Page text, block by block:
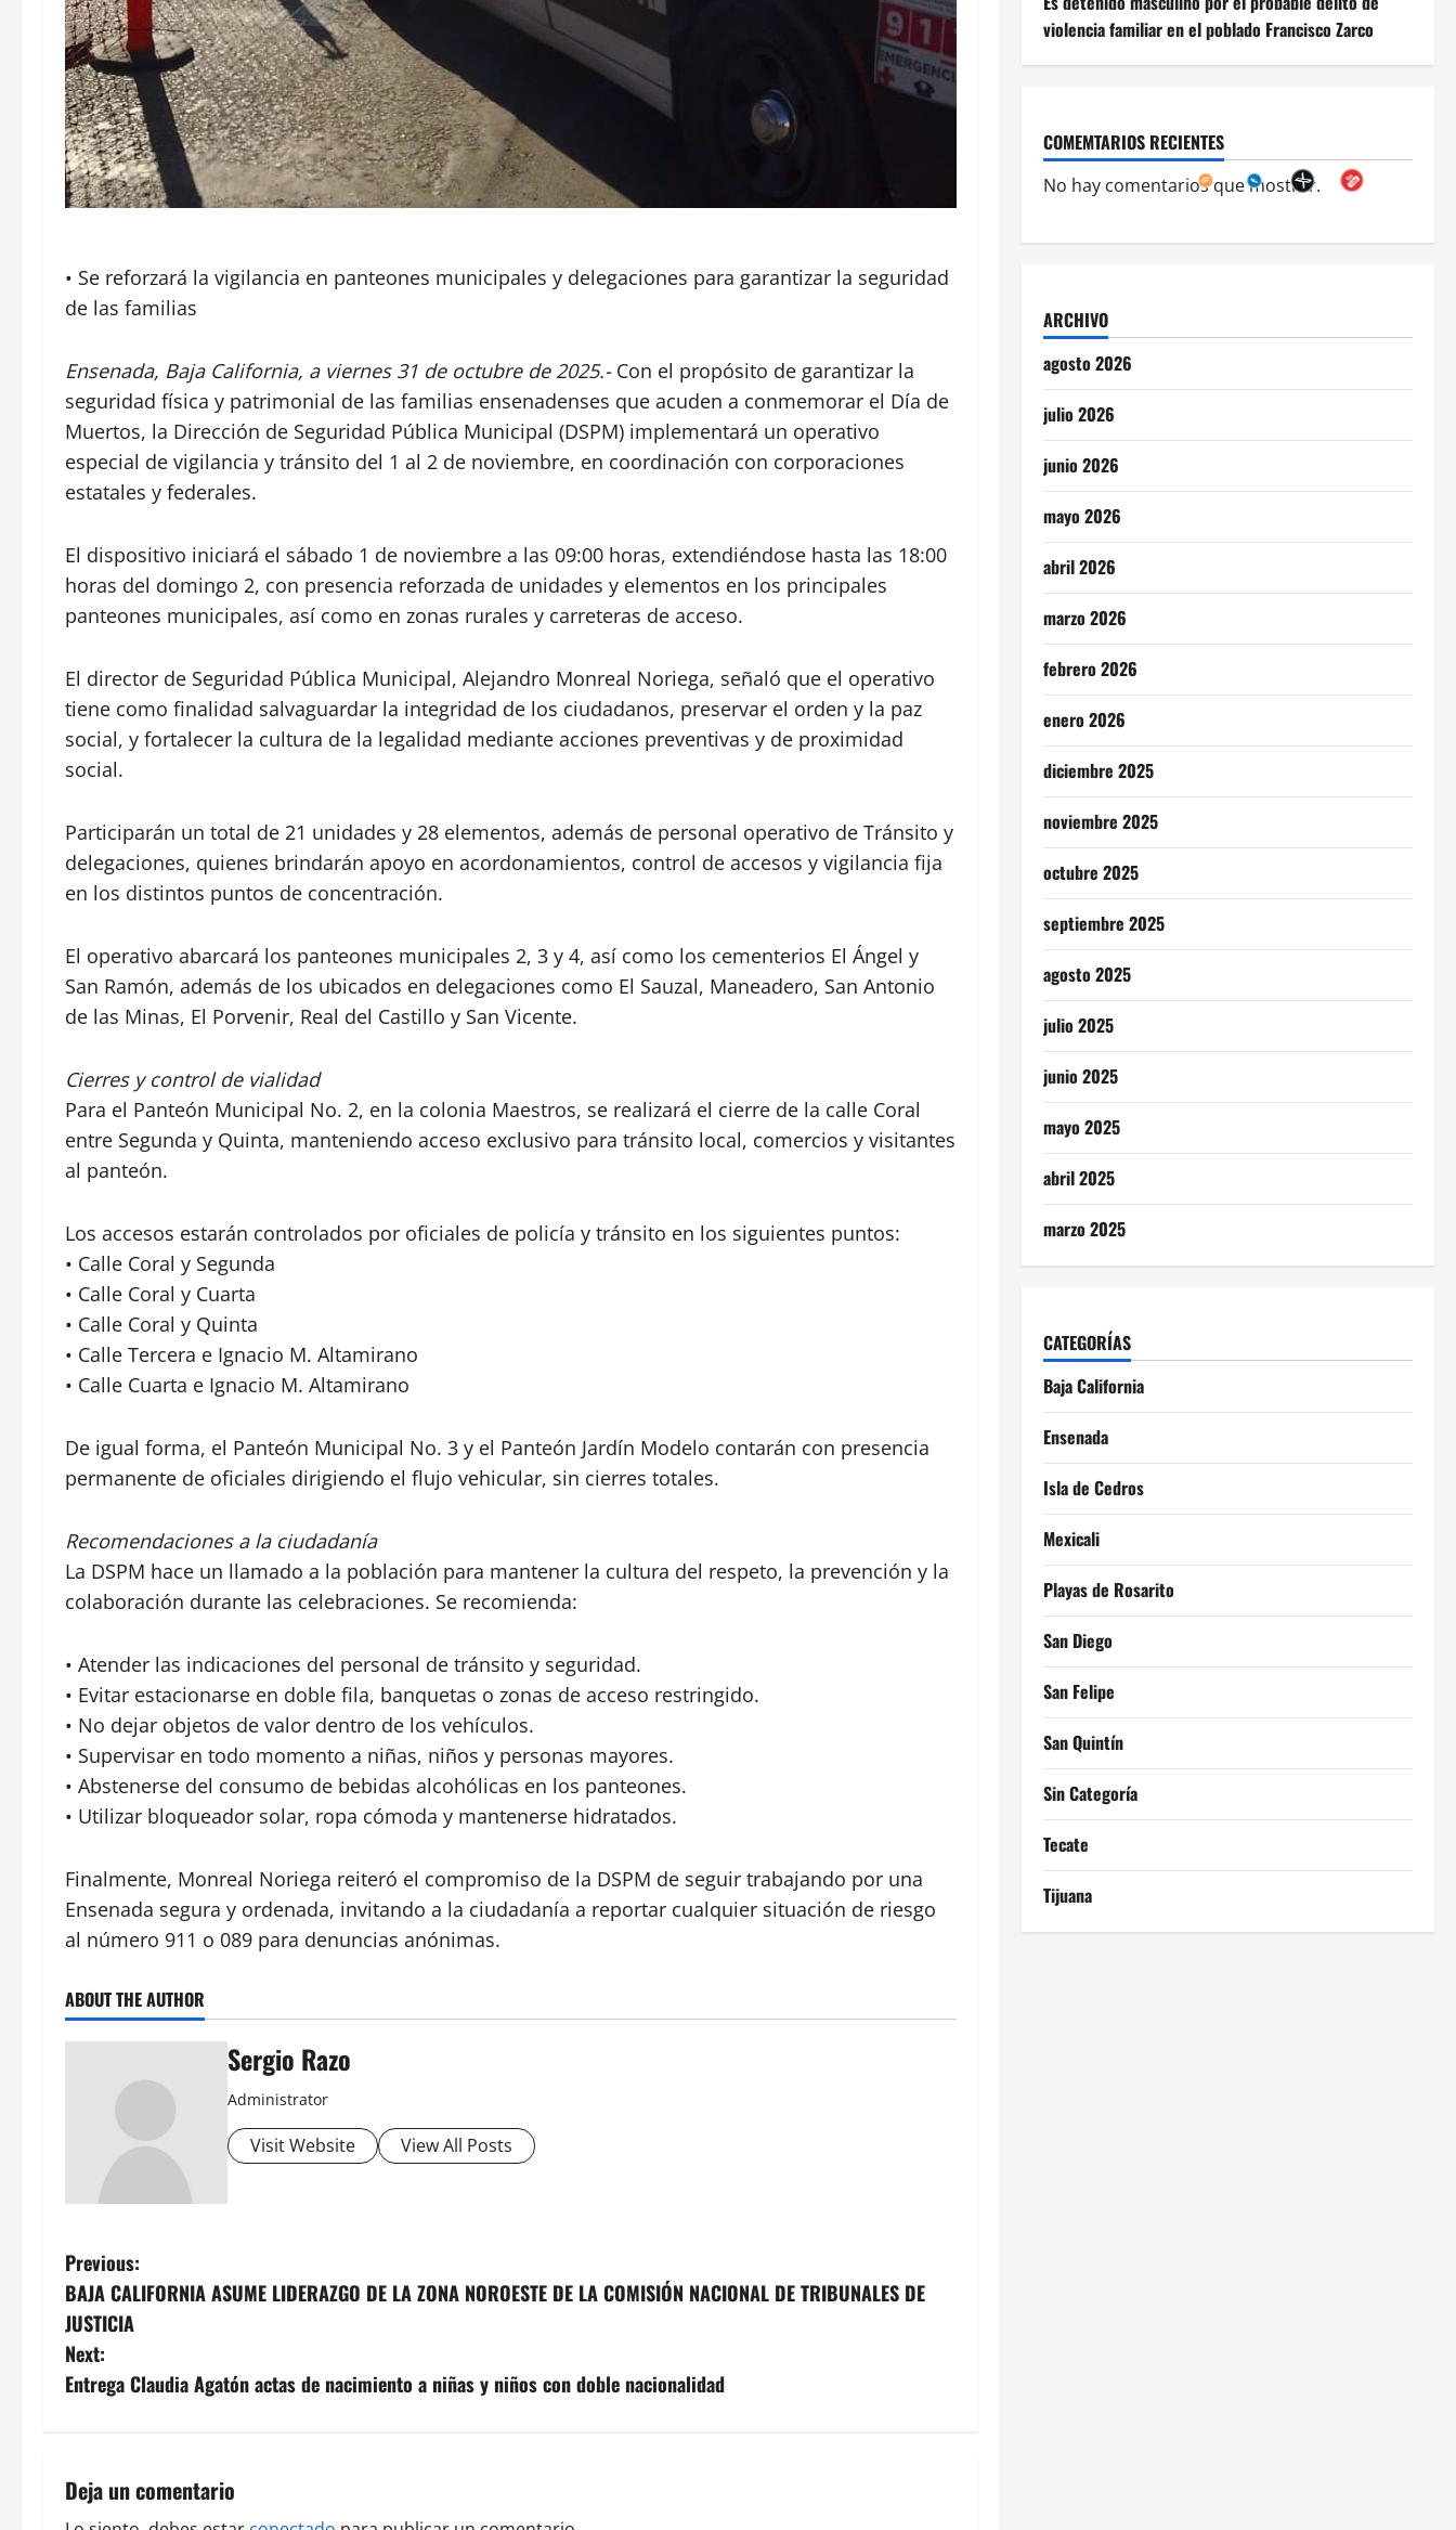
• Se reforzará la vigilancia en panteones municipales y delegaciones para garantizar la seguridad
de las familias
Ensenada, Baja California, a viernes 31 de octubre de 2025.-Con el propósito de garantizar la
seguridad física y patrimonial de las familias ensenadenses que acuden a conmemorar el Día de
Muertos, la Dirección de Seguridad Pública Municipal (DSPM) implementará un operativo
especial de vigilancia y tránsito del 1 al 2 de noviembre, en coordinación con corporaciones
estatales y federales.
El dispositivo iniciará el sábado 1 de noviembre a las 09:00 horas, extendiéndose hasta las 18:00
horas del domingo 2, con presencia reforzada de unidades y elementos en los principales
panteones municipales, así como en zonas rurales y carreteras de acceso.
El director de Seguridad Pública Municipal, Alejandro Monreal Noriega, señaló que el operativo
tiene como finalidad salvaguardar la integridad de los ciudadanos, preservar el orden y la paz
social, y fortalecer la cultura de la legalidad mediante acciones preventivas y de proximidad
social.
Participarán un total de 21 unidades y 28 elementos, además de personal operativo de Tránsito y
delegaciones, quienes brindarán apoyo en acordonamientos, control de accesos y vigilancia fija
en los distintos puntos de concentración.
El operativo abarcará los panteones municipales 2, 3 y 4, así como los cementerios El Ángel y
San Ramón, además de los ubicados en delegaciones como El Sauzal, Maneadero, San Antonio
de las Minas, El Porvenir, Real del Castillo y San Vicente.
Cierres y control de vialidad
Para el Panteón Municipal No. 2, en la colonia Maestros, se realizará el cierre de la calle Coral
entre Segunda y Quinta, manteniendo acceso exclusivo para tránsito local, comercios y visitantes
al panteón.
Los accesos estarán controlados por oficiales de policía y tránsito en los siguientes puntos:
• Calle Coral y Segunda
• Calle Coral y Cuarta
• Calle Coral y Quinta
• Calle Tercera e Ignacio M. Altamirano
• Calle Cuarta e Ignacio M. Altamirano
De igual forma, el Panteón Municipal No. 3 y el Panteón Jardín Modelo contarán con presencia
permanente de oficiales dirigiendo el flujo vehicular, sin cierres totales.
Recomendaciones a la ciudadanía
La DSPM hace un llamado a la población para mantener la cultura del respeto, la prevención y la
colaboración durante las celebraciones. Se recomienda:
• Atender las indicaciones del personal de tránsito y seguridad.
• Evitar estacionarse en doble fila, banquetas o zonas de acceso restringido.
• No dejar objetos de valor dentro de los vehículos.
• Supervisar en todo momento a niñas, niños y personas mayores.
• Abstenerse del consumo de bebidas alcohólicas en los panteones.
• Utilizar bloqueador solar, ropa cómoda y mantenerse hidratados.
Finalmente, Monreal Noriega reiteró el compromiso de la DSPM de seguir trabajando por una
Ensenada segura y ordenada, invitando a la ciudadanía a reportar cualquier situación de riesgo
al número 911 o 089 para denuncias anónimas.
ABOUT THE AUTHOR
Sergio Razo
Administrator
Visit Website View All Posts
P
o
s
t
a
Previous:
BAJA CALIFORNIA ASUME LIDERAZGO DE LA ZONA NOROESTE DE LA COMISIÓN NACIONAL DE TRIBUNALES DE
JUSTICIA
Next:
Entrega Claudia Agatón actas de nacimiento a niñas y niños con doble nacionalidad
Deja un comentario
violencia familiar en el poblado Francisco Zarco
COMEMTARIOS RECIENTES
No hay comentarios que mostrar.
ARCHIVO
agosto 2026
julio 2026
junio 2026
mayo 2026
abril 2026
marzo 2026
febrero 2026
enero 2026
diciembre 2025
noviembre 2025
octubre 2025
septiembre 2025
agosto 2025
julio 2025
junio 2025
mayo 2025
abril 2025
marzo 2025
CATEGORÍAS
Baja California
Ensenada
Isla de Cedros
Mexicali
Playas de Rosarito
San Diego
San Felipe
San Quintín
Sin Categoría
Tecate
Tijuana